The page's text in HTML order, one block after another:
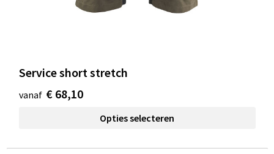
Service short stretch
vanaf € 68,10
Opties selecteren